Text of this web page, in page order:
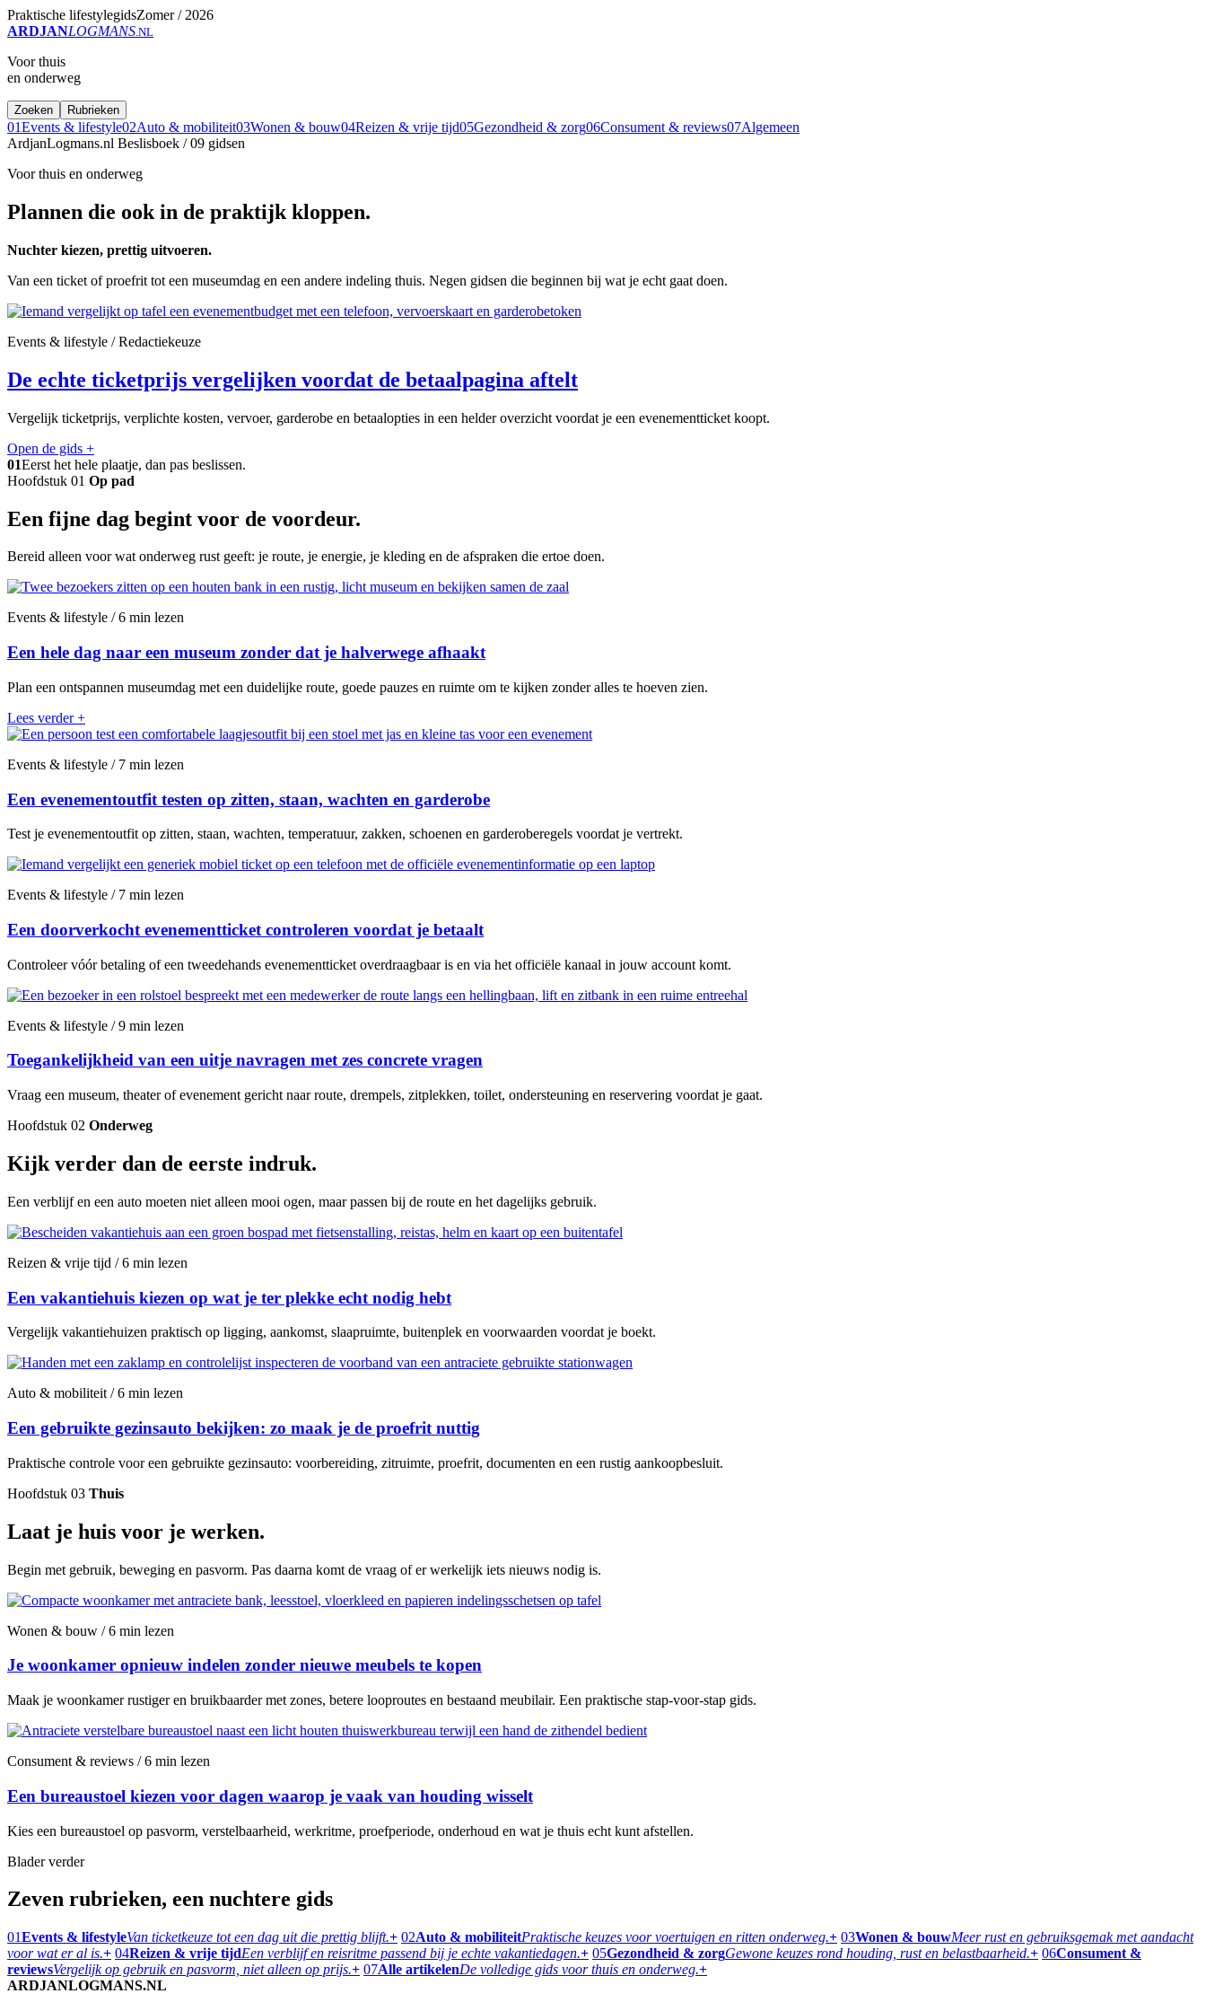
Praktische lifestylegidsZomer / 2026
ARDJANLOGMANS.NL
Voor thuis
en onderweg
Zoeken Rubrieken
01Events & lifestyle02Auto & mobiliteit03Wonen & bouw04Reizen & vrije tijd05Gezondheid & zorg06Consument & reviews07Algemeen
ArdjanLogmans.nl Beslisboek / 09 gidsen
Voor thuis en onderweg
Plannen die ook in de praktijk kloppen.
Nuchter kiezen, prettig uitvoeren.
Van een ticket of proefrit tot een museumdag en een andere indeling thuis. Negen gidsen die beginnen bij wat je echt gaat doen.
Events & lifestyle / Redactiekeuze
De echte ticketprijs vergelijken voordat de betaalpagina aftelt
Vergelijk ticketprijs, verplichte kosten, vervoer, garderobe en betaalopties in een helder overzicht voordat je een evenementticket koopt.
Open de gids +
01Eerst het hele plaatje, dan pas beslissen.
Hoofdstuk 01 Op pad
Een fijne dag begint voor de voordeur.
Bereid alleen voor wat onderweg rust geeft: je route, je energie, je kleding en de afspraken die ertoe doen.
Events & lifestyle / 6 min lezen
Een hele dag naar een museum zonder dat je halverwege afhaakt
Plan een ontspannen museumdag met een duidelijke route, goede pauzes en ruimte om te kijken zonder alles te hoeven zien.
Lees verder+
Events & lifestyle / 7 min lezen
Een evenementoutfit testen op zitten, staan, wachten en garderobe
Test je evenementoutfit op zitten, staan, wachten, temperatuur, zakken, schoenen en garderoberegels voordat je vertrekt.
Events & lifestyle / 7 min lezen
Een doorverkocht evenementticket controleren voordat je betaalt
Controleer vóór betaling of een tweedehands evenementticket overdraagbaar is en via het officiële kanaal in jouw account komt.
Events & lifestyle / 9 min lezen
Toegankelijkheid van een uitje navragen met zes concrete vragen
Vraag een museum, theater of evenement gericht naar route, drempels, zitplekken, toilet, ondersteuning en reservering voordat je gaat.
Hoofdstuk 02 Onderweg
Kijk verder dan de eerste indruk.
Een verblijf en een auto moeten niet alleen mooi ogen, maar passen bij de route en het dagelijks gebruik.
Reizen & vrije tijd / 6 min lezen
Een vakantiehuis kiezen op wat je ter plekke echt nodig hebt
Vergelijk vakantiehuizen praktisch op ligging, aankomst, slaapruimte, buitenplek en voorwaarden voordat je boekt.
Auto & mobiliteit / 6 min lezen
Een gebruikte gezinsauto bekijken: zo maak je de proefrit nuttig
Praktische controle voor een gebruikte gezinsauto: voorbereiding, zitruimte, proefrit, documenten en een rustig aankoopbesluit.
Hoofdstuk 03 Thuis
Laat je huis voor je werken.
Begin met gebruik, beweging en pasvorm. Pas daarna komt de vraag of er werkelijk iets nieuws nodig is.
Wonen & bouw / 6 min lezen
Je woonkamer opnieuw indelen zonder nieuwe meubels te kopen
Maak je woonkamer rustiger en bruikbaarder met zones, betere looproutes en bestaand meubilair. Een praktische stap-voor-stap gids.
Consument & reviews / 6 min lezen
Een bureaustoel kiezen voor dagen waarop je vaak van houding wisselt
Kies een bureaustoel op pasvorm, verstelbaarheid, werkritme, proefperiode, onderhoud en wat je thuis echt kunt afstellen.
Blader verder
Zeven rubrieken, een nuchtere gids
01Events & lifestyleVan ticketkeuze tot een dag uit die prettig blijft.+ 02Auto & mobiliteitPraktische keuzes voor voertuigen en ritten onderweg.+ 03Wonen & bouwMeer rust en gebruiksgemak met aandacht
voor wat er al is.+ 04Reizen & vrije tijdEen verblijf en reisritme passend bij je echte vakantiedagen.+ 05Gezondheid & zorgGewone keuzes rond houding, rust en belastbaarheid.+ 06Consument &
reviewsVergelijk op gebruik en pasvorm, niet alleen op prijs.+ 07Alle artikelenDe volledige gids voor thuis en onderweg.+
ARDJANLOGMANS.NL